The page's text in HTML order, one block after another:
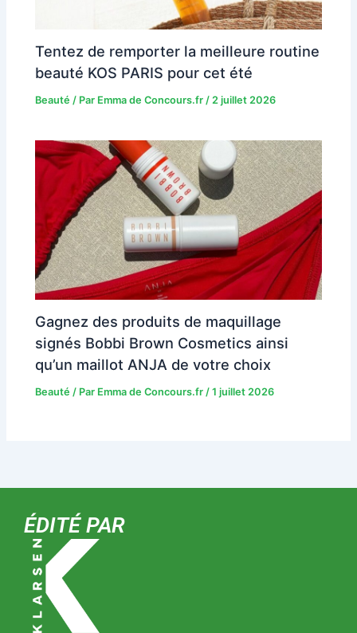
Tentez de remporter la meilleure routine
beauté KOS PARIS pour cet été
Beauté / Par Emma de Concours.fr/2 juillet 2026
Gagnez des produits de maquillage
signés Bobbi Brown Cosmetics ainsi
qu’un maillot ANJA de votre choix
Beauté / Par Emma de Concours.fr/1 juillet 2026
ÉDITÉ PAR